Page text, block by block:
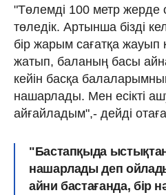
"Төлемді 100 метр жерде
төледік. Артынша бізді
бір жарым сағатқа жауып
жатып, баланың басы
кейін басқа
нашарлады. Мен есікті
айғайладым",- дейді
"Бастапқыда
нашарлады деп
айни бастағанда, бір